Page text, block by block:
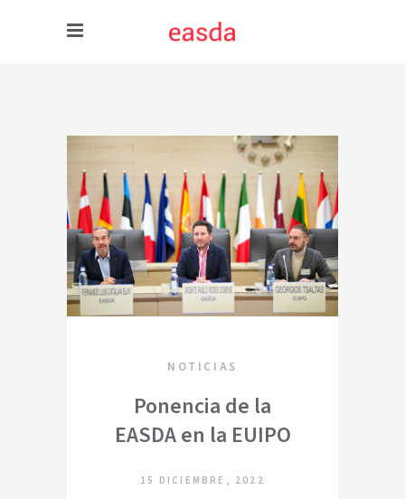
NOTICIAS
Ponencia de la
EASDA en la EUIPO
15 DICIEMBRE, 2022